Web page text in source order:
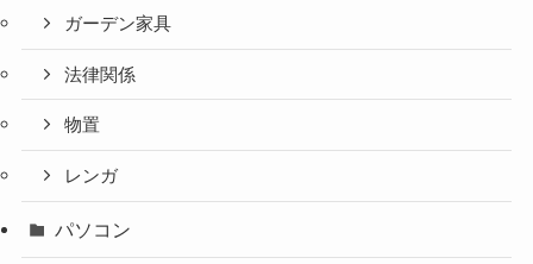
ガーデン家具
法律関係
物置
レンガ
パソコン